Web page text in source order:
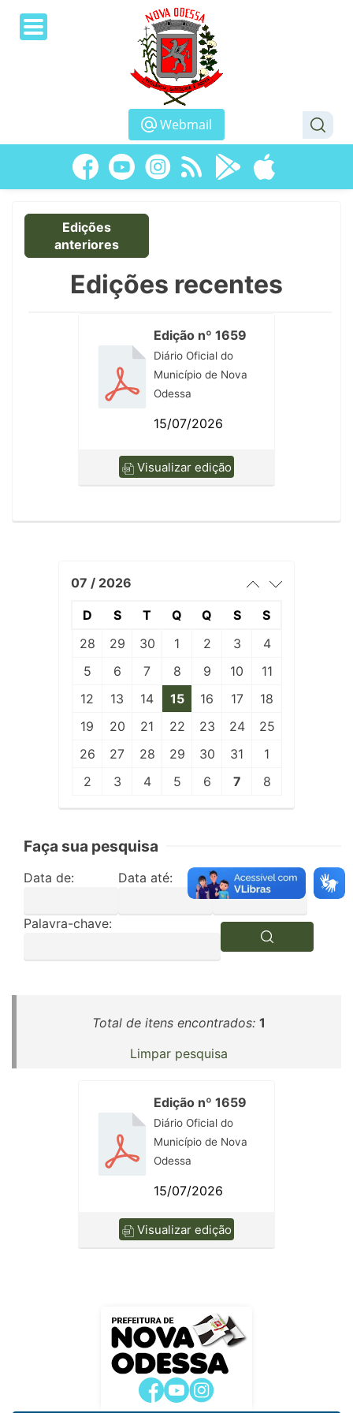
Webmail
Edições
anteriores
Edições recentes
Edição nº 1659
Diário Oficial do
Município de Nova
Odessa
15/07/2026
Visualizar edição
07 / 2026
D S T Q Q S
S
28
29 30 1 2 3
4
5
6 7 8 9 10
11
12
13 14 15 16 17
18
19
20 21 22 23 24
25
26
27 28 29 30 31
1
2
3 4 5 6 7 8
Faça sua pesquisa
Data de: Data até: Edição:
Palavra-chave:
Total de itens encontrados: 1
Limpar pesquisa
Edição nº 1659
Diário Oficial do
Município de Nova
Odessa
15/07/2026
Visualizar edição